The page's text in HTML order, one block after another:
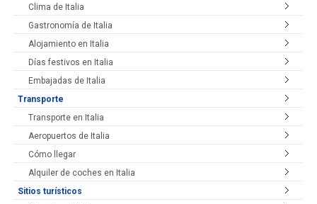
Clima de Italia
Gastronomía de Italia
Alojamiento en Italia
Días festivos en Italia
Embajadas de Italia
Transporte
Transporte en Italia
Aeropuertos de Italia
Cómo llegar
Alquiler de coches en Italia
Sitios turísticos